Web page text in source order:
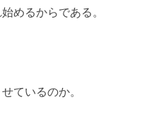
めるからである。
ているのか。